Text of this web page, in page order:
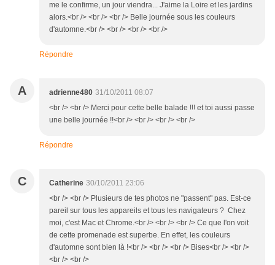
me le confirme, un jour viendra... J'aime la Loire et les jardins
alors.<br /> <br /> <br /> Belle journée sous les couleurs
d'automne.<br /> <br /> <br /> <br />
Répondre
A adrienne480 31/10/2011 08:07
<br /> <br /> Merci pour cette belle balade !!! et toi aussi passe
une belle journée !!<br /> <br /> <br /> <br />
Répondre
C Catherine 30/10/2011 23:06
<br /> <br /> Plusieurs de tes photos ne "passent" pas. Est-ce
pareil sur tous les appareils et tous les navigateurs ? Chez
moi, c'est Mac et Chrome.<br /> <br /> <br /> Ce que l'on voit
de cette promenade est superbe. En effet, les couleurs
d'automne sont bien là !<br /> <br /> <br /> Bises<br /> <br />
<br /> <br />